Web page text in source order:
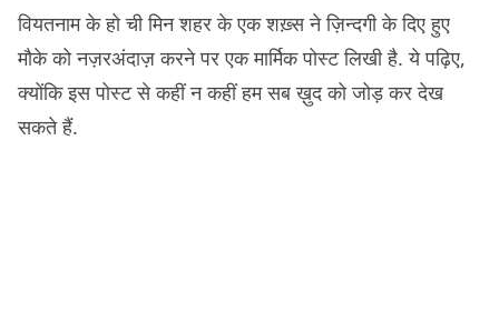
वियतनाम के हो ची मिन शहर के एक शख़्स ने ज़िन्दगी के दिए हुए
मौके को नज़रअंदाज़ करने पर एक मार्मिक पोस्ट लिखी है. ये पढ़िए,
क्योंकि इस पोस्ट से कहीं न कहीं हम सब ख़ुद को जोड़ कर देख
सकते हैं.